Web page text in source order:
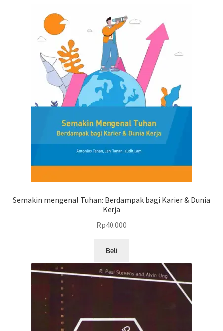
Semakin mengenal Tuhan: Berdampak bagi Karier & Dunia
Kerja
Rp40.000
Beli